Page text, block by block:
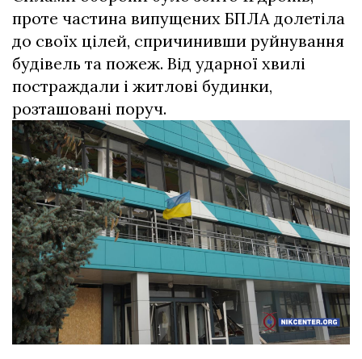
проте частина випущених БПЛА долетіла
до своїх цілей, спричинивши руйнування
будівель та пожеж. Від ударної хвилі
постраждали і житлові будинки,
розташовані поруч.